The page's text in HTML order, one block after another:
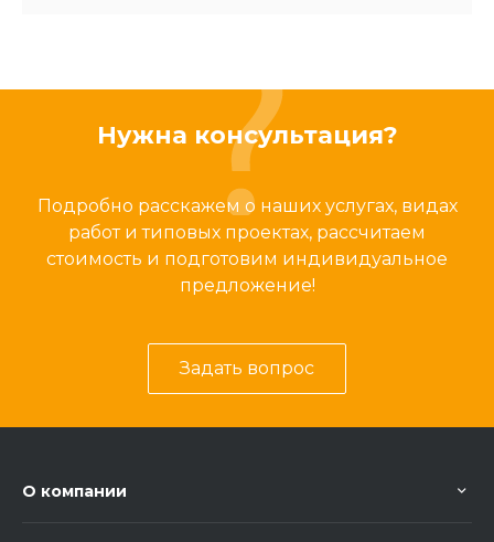
Нужна консультация?
Подробно расскажем о наших услугах, видах
работ и типовых проектах, рассчитаем
стоимость и подготовим индивидуальное
предложение!
Задать вопрос
О компании